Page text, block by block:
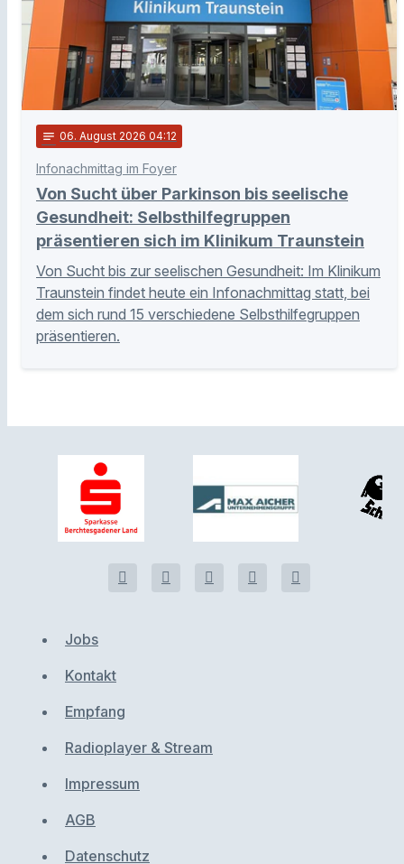
notes 06. August 2026 04:12
Infonachmittag im Foyer
Von Sucht über Parkinson bis seelische
Gesundheit: Selbsthilfegruppen
präsentieren sich im Klinikum Traunstein
Von Sucht bis zur seelischen Gesundheit: Im Klinikum
Traunstein findet heute ein Infonachmittag statt, bei
dem sich rund 15 verschiedene Selbsthilfegruppen
präsentieren.
Jobs
Kontakt
Empfang
Radioplayer & Stream
Impressum
AGB
Datenschutz